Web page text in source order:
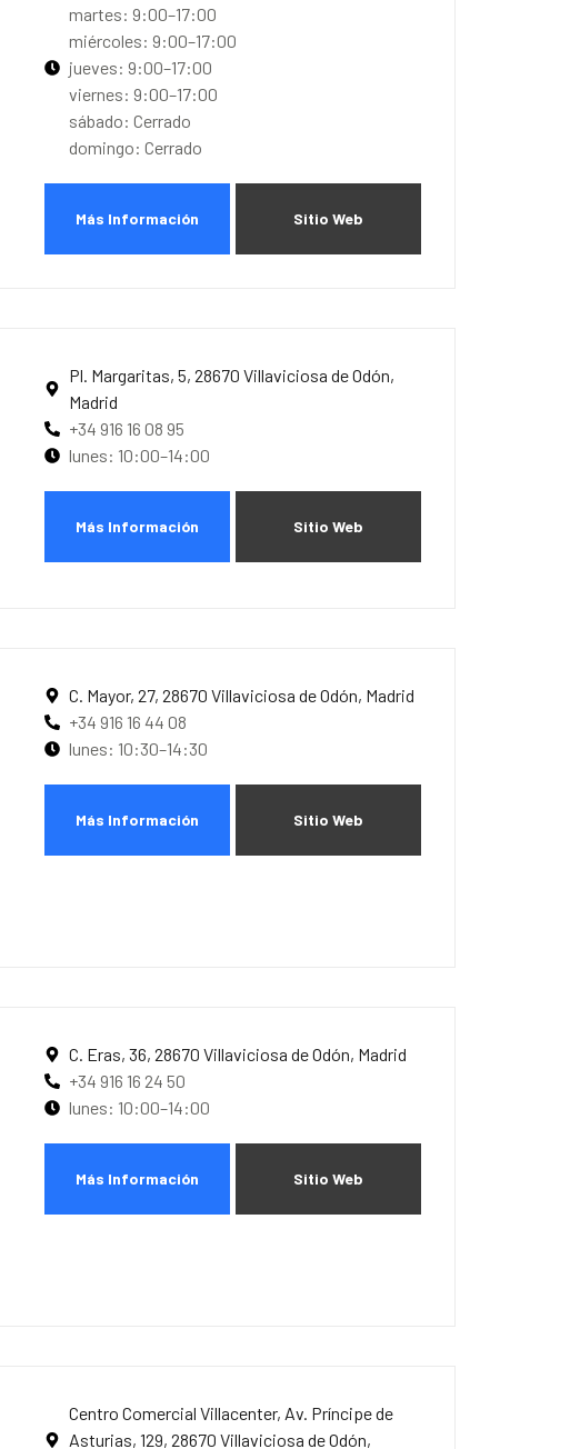
martes: 9:00–17:00
miércoles: 9:00–17:00
jueves: 9:00–17:00
viernes: 9:00–17:00
sábado: Cerrado
domingo: Cerrado
Más Información Sitio Web
Pl. Margaritas, 5, 28670 Villaviciosa de Odón,
Madrid
+34 916 16 08 95
lunes: 10:00–14:00
Más Información Sitio Web
C. Mayor, 27, 28670 Villaviciosa de Odón, Madrid
+34 916 16 44 08
lunes: 10:30–14:30
Más Información Sitio Web
C. Eras, 36, 28670 Villaviciosa de Odón, Madrid
+34 916 16 24 50
lunes: 10:00–14:00
Más Información Sitio Web
Centro Comercial Villacenter, Av. Príncipe de
Asturias, 129, 28670 Villaviciosa de Odón,